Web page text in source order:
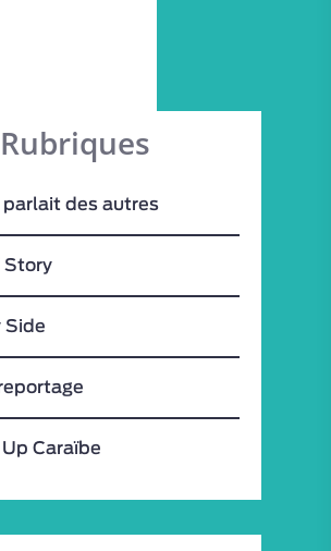
parlait des autres
Story
Side
Caraïbe